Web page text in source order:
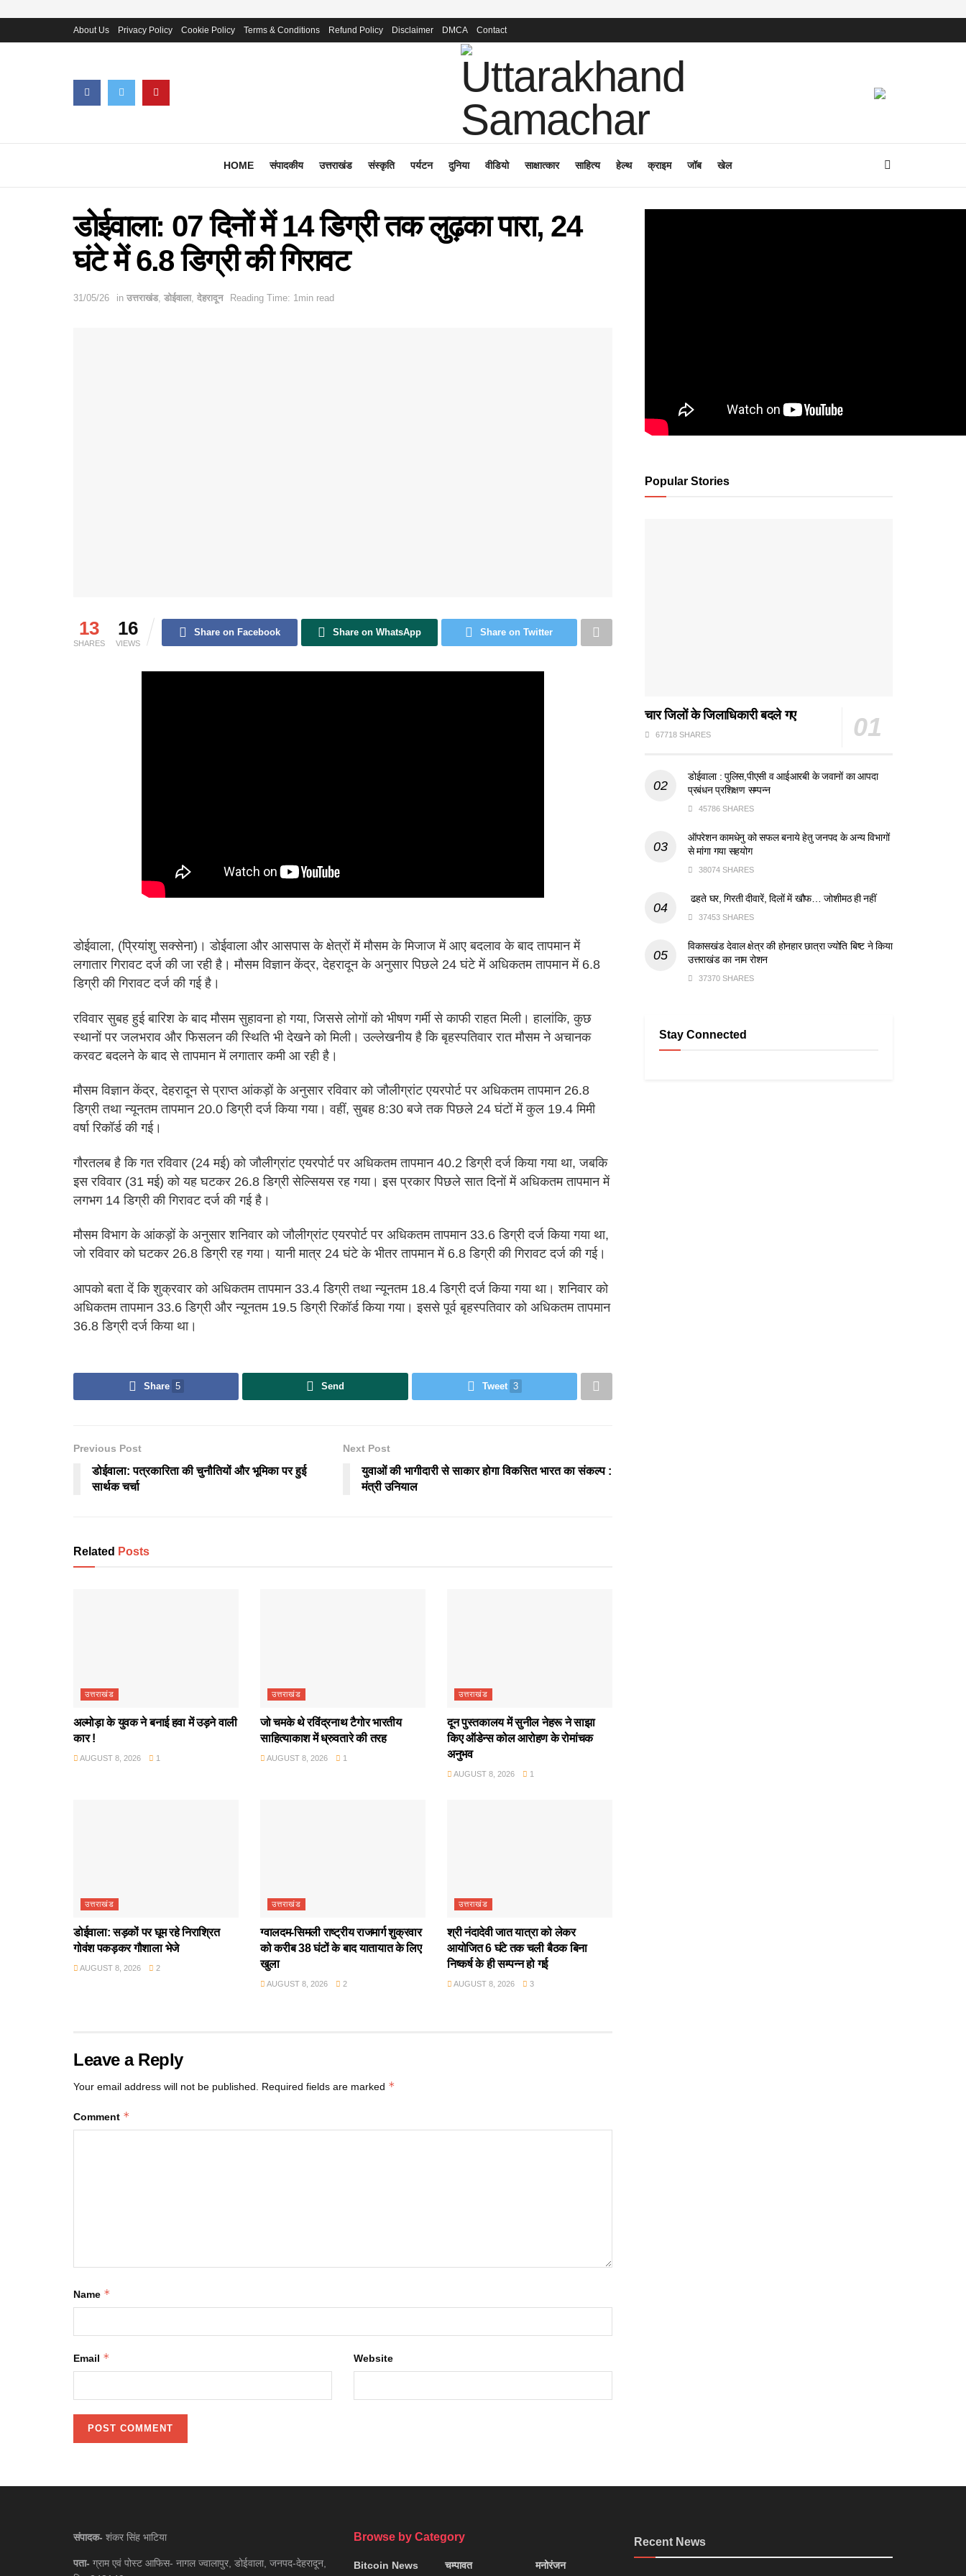
About Us Privacy Policy Cookie Policy Terms & Conditions Refund Policy Disclaimer DMCA Contact
HOME संपादकीय उत्तराखंड संस्कृति पर्यटन दुनिया वीडियो साक्षात्कार साहित्य हेल्थ क्राइम जॉब खेल
डोईवाला: 07 दिनों में 14 डिग्री तक लुढ़का पारा, 24
घंटे में 6.8 डिग्री की गिरावट
31/05/26 in उत्तराखंड, डोईवाला, देहरादून Reading Time: 1min read
13
SHARES
16
VIEWS
Share on Facebook Share on WhatsApp Share on Twitter
डोईवाला, (प्रियांशु सक्सेना)। डोईवाला और आसपास के क्षेत्रों में मौसम के मिजाज में आए बदलाव के बाद तापमान में
लगातार गिरावट दर्ज की जा रही है। मौसम विज्ञान केंद्र, देहरादून के अनुसार पिछले 24 घंटे में अधिकतम तापमान में 6.8
डिग्री की गिरावट दर्ज की गई है।
रविवार सुबह हुई बारिश के बाद मौसम सुहावना हो गया, जिससे लोगों को भीषण गर्मी से काफी राहत मिली। हालांकि, कुछ
स्थानों पर जलभराव और फिसलन की स्थिति भी देखने को मिली। उल्लेखनीय है कि बृहस्पतिवार रात मौसम ने अचानक
करवट बदलने के बाद से तापमान में लगातार कमी आ रही है।
मौसम विज्ञान केंद्र, देहरादून से प्राप्त आंकड़ों के अनुसार रविवार को जौलीग्रांट एयरपोर्ट पर अधिकतम तापमान 26.8
डिग्री तथा न्यूनतम तापमान 20.0 डिग्री दर्ज किया गया। वहीं, सुबह 8:30 बजे तक पिछले 24 घंटों में कुल 19.4 मिमी
वर्षा रिकॉर्ड की गई।
गौरतलब है कि गत रविवार (24 मई) को जौलीग्रांट एयरपोर्ट पर अधिकतम तापमान 40.2 डिग्री दर्ज किया गया था, जबकि
इस रविवार (31 मई) को यह घटकर 26.8 डिग्री सेल्सियस रह गया। इस प्रकार पिछले सात दिनों में अधिकतम तापमान में
लगभग 14 डिग्री की गिरावट दर्ज की गई है।
मौसम विभाग के आंकड़ों के अनुसार शनिवार को जौलीग्रांट एयरपोर्ट पर अधिकतम तापमान 33.6 डिग्री दर्ज किया गया था,
जो रविवार को घटकर 26.8 डिग्री रह गया। यानी मात्र 24 घंटे के भीतर तापमान में 6.8 डिग्री की गिरावट दर्ज की गई।
आपको बता दें कि शुक्रवार को अधिकतम तापमान 33.4 डिग्री तथा न्यूनतम 18.4 डिग्री दर्ज किया गया था। शनिवार को
अधिकतम तापमान 33.6 डिग्री और न्यूनतम 19.5 डिग्री रिकॉर्ड किया गया। इससे पूर्व बृहस्पतिवार को अधिकतम तापमान
36.8 डिग्री दर्ज किया था।
Share 5 Send Tweet 3
Previous Post
डोईवाला: पत्रकारिता की चुनौतियों और भूमिका पर हुई
सार्थक चर्चा
Next Post
युवाओं की भागीदारी से साकार होगा विकसित भारत का संकल्प :
मंत्री उनियाल
Related Posts
उत्तराखंड
अल्मोड़ा के युवक ने बनाई हवा में उड़ने वाली
कार !
AUGUST 8, 2026 1
उत्तराखंड
जो चमके थे रविंद्रनाथ टैगोर भारतीय
साहित्याकाश में ध्रुवतारे की तरह
AUGUST 8, 2026 1
उत्तराखंड
दून पुस्तकालय में सुनील नेहरू ने साझा
किए ऑडेन्स कोल आरोहण के रोमांचक
अनुभव
AUGUST 8, 2026 1
उत्तराखंड
डोईवाला: सड़कों पर घूम रहे निराश्रित
गोवंश पकड़कर गौशाला भेजे
AUGUST 8, 2026 2
उत्तराखंड
ग्वालदम-सिमली राष्ट्रीय राजमार्ग शुक्रवार
को करीब 38 घंटों के बाद यातायात के लिए
खुला
AUGUST 8, 2026 2
उत्तराखंड
श्री नंदादेवी जात यात्रा को लेकर
आयोजित 6 घंटे तक चली बैठक बिना
निष्कर्ष के ही सम्पन्न हो गई
AUGUST 8, 2026 3
Leave a Reply
Your email address will not be published. Required fields are marked *
Comment *
Name *
Email * Website
Popular Stories
चार जिलों के जिलाधिकारी बदले गए
67718 SHARES
डोईवाला : पुलिस,पीएसी व आईआरबी के जवानों का आपदा
प्रबंधन प्रशिक्षण सम्पन्न
45786 SHARES
ऑपरेशन कामधेनु को सफल बनाये हेतु जनपद के अन्य विभागों
से मांगा गया सहयोग
38074 SHARES
ढहते घर, गिरती दीवारें, दिलों में खौफ… जोशीमठ ही नहीं
37453 SHARES
विकासखंड देवाल क्षेत्र की होनहार छात्रा ज्योति बिष्ट ने किया
उत्तराखंड का नाम रोशन
37370 SHARES
Stay Connected
संपादक- शंकर सिंह भाटिया
पता- ग्राम एवं पोस्ट आफिस- नागल ज्वालापुर, डोईवाला, जनपद-देहरादून,
Browse by Category
Bitcoin News चम्पावत मनोरंजन
Recent News